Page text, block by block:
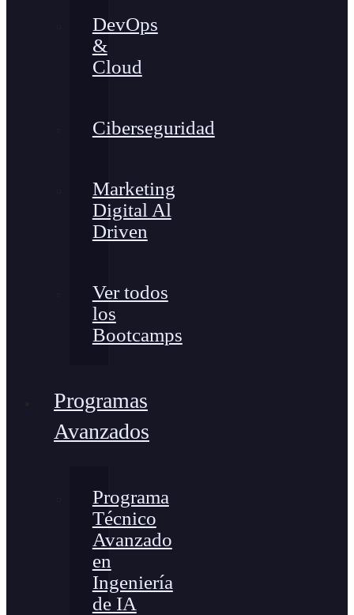
DevOps
&
Cloud
Ciberseguridad
Marketing
Digital Al
Driven
Ver todos
los
Bootcamps
Programas
Avanzados
Programa
Técnico
Avanzado
en
Ingeniería
de IA